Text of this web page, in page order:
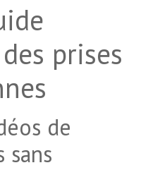
prises
de
sans